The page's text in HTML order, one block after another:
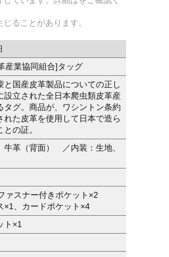
ることがあります。
産業協同組合]タッグ
と国産皮革製品についての正し
設立された全日本爬虫類皮革産
タグ。商品が、ワシントン条約
れた皮革を使用して日本で造ら
の証。
牛革（背面） ／内装：生地、
ァスナー付きポケット×2
×1、カードポケット×4
ト×1